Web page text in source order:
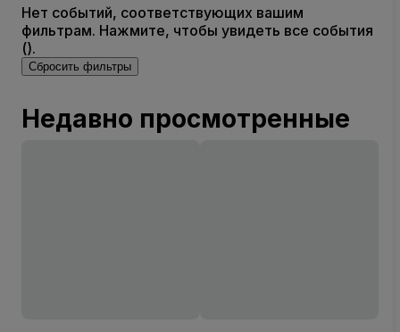
Нет событий, соответствующих вашим
фильтрам. Нажмите, чтобы увидеть все события
().
Сбросить фильтры
Недавно просмотренные